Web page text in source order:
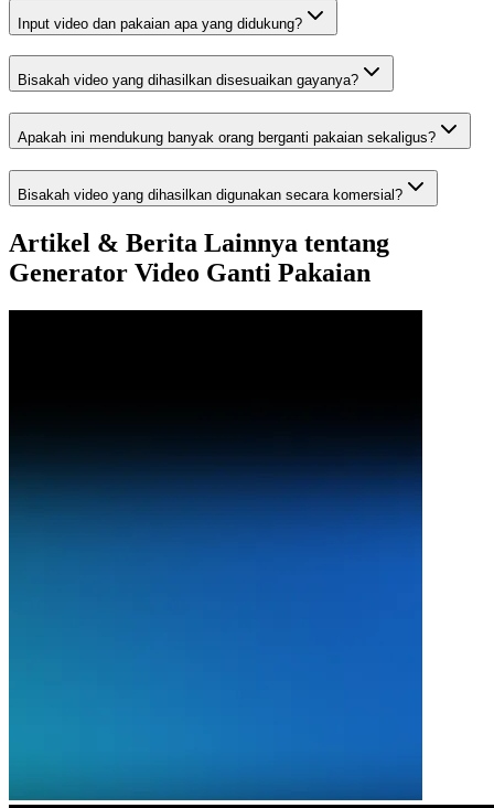
Input video dan pakaian apa yang didukung?
Bisakah video yang dihasilkan disesuaikan gayanya?
Apakah ini mendukung banyak orang berganti pakaian sekaligus?
Bisakah video yang dihasilkan digunakan secara komersial?
Artikel & Berita Lainnya tentang
Generator Video Ganti Pakaian